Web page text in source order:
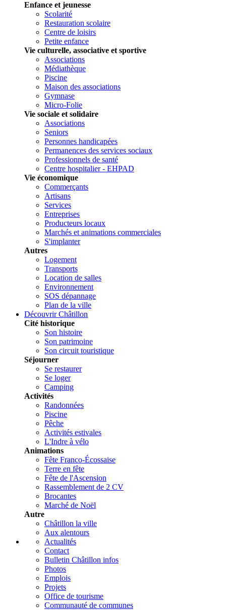
Enfance et jeunesse
Scolarité
Restauration scolaire
Centre de loisirs
Petite enfance
Vie culturelle, associative et sportive
Associations
Médiathèque
Piscine
Maison des associations
Gymnase
Micro-Folie
Vie sociale et solidaire
Associations
Seniors
Personnes handicapées
Permanences des services sociaux
Professionnels de santé
Centre hospitalier - EHPAD
Vie économique
Commerçants
Artisans
Services
Entreprises
Producteurs locaux
Marchés et animations commerciales
S'implanter
Autres
Logement
Transports
Location de salles
Environnement
SOS dépannage
Plan de la ville
Découvrir Châtillon
Cité historique
Son histoire
Son patrimoine
Son circuit touristique
Séjourner
Se restaurer
Se loger
Camping
Activités
Randonnées
Piscine
Pêche
Activités estivales
L'Indre à vélo
Animations
Fête Franco-Écossaise
Terre en fête
Fête de l'Ascension
Rassemblement de 2 CV
Brocantes
Marché de Noël
Autre
Châtillon la ville
Aux alentours
Actualités
Contact
Bulletin Châtillon infos
Photos
Emplois
Projets
Office de tourisme
Communauté de communes